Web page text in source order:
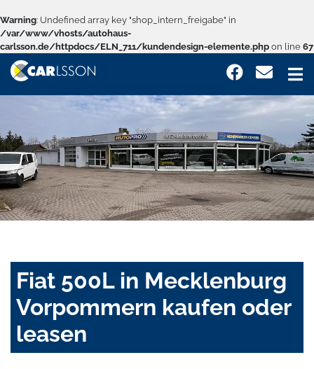
Warning: Undefined array key "shop_intern_freigabe" in
/var/www/vhosts/autohaus-
carlsson.de/httpdocs/ELN_711/kundendesign-elemente.php on line 67
Fiat 500L in Mecklenburg
Vorpommern kaufen oder
leasen